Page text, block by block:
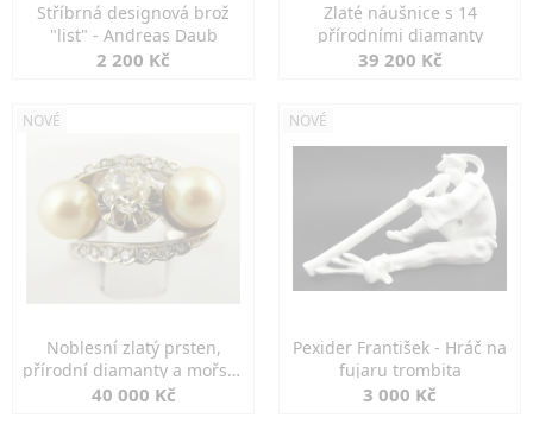
Stříbrná designová brož
"list" - Andreas Daub
2 200 Kč
Zlaté náušnice s 14
přírodními diamanty
39 200 Kč
NOVÉ
Noblesní zlatý prsten,
přírodní diamanty a mořské
perly
40 000 Kč
NOVÉ
Pexider František - Hráč na
fujaru trombita
3 000 Kč